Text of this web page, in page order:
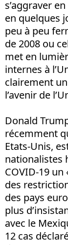
s’aggraver
en quelques
peu à peu
de 2008 ou
met en
internes à
clairement
l’avenir de
Donald
récemment
Etats-Unis,
nationalistes
COVID-19
des
des pays
plus
avec le
12 cas